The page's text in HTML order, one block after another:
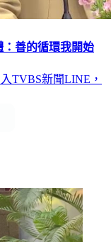
善的循環我開始
TVBS新聞LINE，